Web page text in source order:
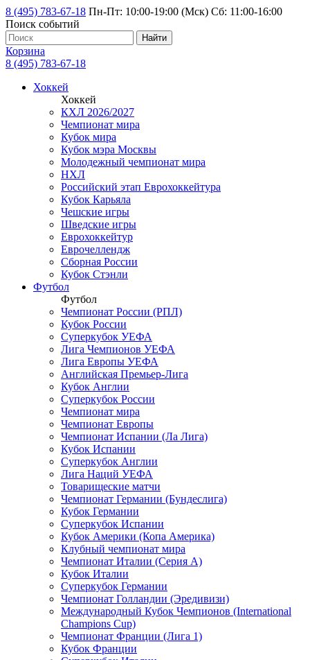
8 (495) 783-67-18 Пн-Пт: 10:00-19:00 (Мск) Сб: 11:00-16:00
Поиск событий
Найти
Корзина
8 (495) 783-67-18
Хоккей
Хоккей
КХЛ 2026/2027
Чемпионат мира
Кубок мира
Кубок мэра Москвы
Молодежный чемпионат мира
НХЛ
Российский этап Еврохоккейтура
Кубок Карьяла
Чешские игры
Шведские игры
Еврохоккейтур
Еврочеллендж
Сборная России
Кубок Стэнли
Футбол
Футбол
Чемпионат России (РПЛ)
Кубок России
Суперкубок УЕФА
Лига Чемпионов УЕФА
Лига Европы УЕФА
Английская Премьер-Лига
Кубок Англии
Суперкубок России
Чемпионат мира
Чемпионат Европы
Чемпионат Испании (Ла Лига)
Кубок Испании
Суперкубок Англии
Лига Наций УЕФА
Товарищеские матчи
Чемпионат Германии (Бундеслига)
Кубок Германии
Суперкубок Испании
Кубок Америки (Копа Америка)
Клубный чемпионат мира
Чемпионат Италии (Серия А)
Кубок Италии
Суперкубок Германии
Чемпионат Голландии (Эредивизи)
Международный Кубок Чемпионов (International
Champions Cup)
Чемпионат Франции (Лига 1)
Кубок Франции